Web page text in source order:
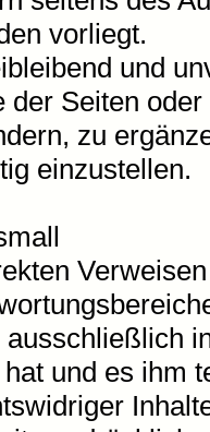
vorliegt.
und
der Seiten
zu
einzustellen.
und es ihm